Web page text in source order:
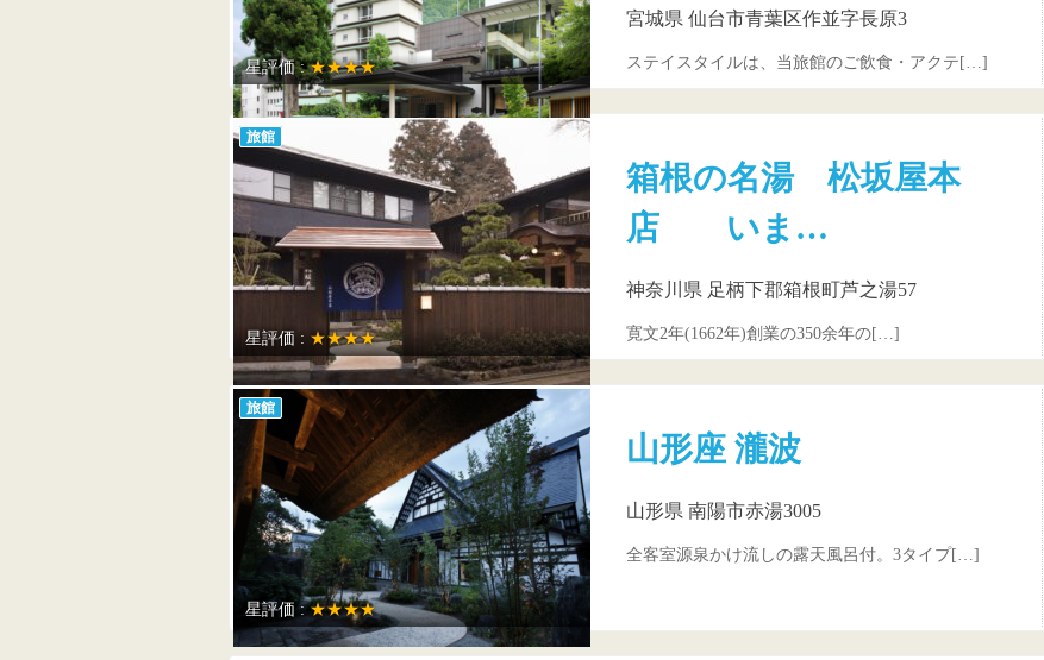
星評価 :★★★★
宮城県 仙台市青葉区作並字長原3
ステイスタイルは、当旅館のご飲食・アクテ[…]
旅館
星評価 : ★★★★
箱根の名湯 松坂屋本
店 いま…
神奈川県 足柄下郡箱根町芦之湯57
寛文2年(1662年)創業の350余年の[…]
旅館
星評価 :★★★★
山形座 瀧波
山形県 南陽市赤湯3005
全客室源泉かけ流しの露天風呂付。3タイプ[…]